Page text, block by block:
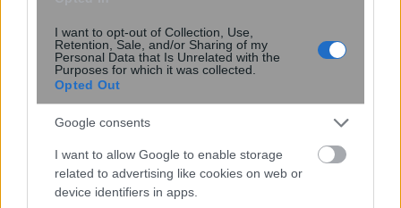
I want to opt-out of Collection, Use,
Retention, Sale, and/or Sharing of my
Personal Data that Is Unrelated with the
Purposes for which it was collected.
Opted Out
Google consents
I want to allow Google to enable storage
related to advertising like cookies on web or
device identifiers in apps.